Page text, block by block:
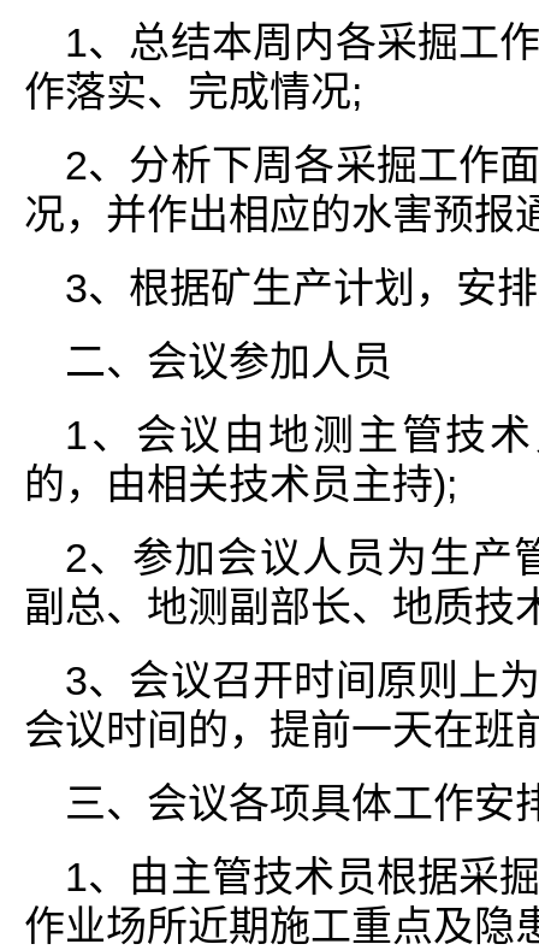
1、总结本周内各采掘工
作落实、完成情况;
2、分析下周各采掘工作
况，并作出相应的水害预报
3、根据矿生产计划，安
二、会议参加人员
1、会议由地测主管技
的，由相关技术员主持);
2、参加会议人员为生产
副总、地测副部长、地质技
3、会议召开时间原则上
会议时间的，提前一天在班
三、会议各项具体工作安
1、由主管技术员根据采
作业场所近期施工重点及隐